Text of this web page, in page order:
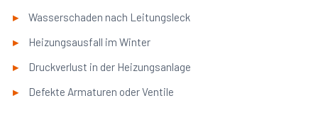
Wasserschaden nach Leitungsleck
Heizungsausfall im Winter
Druckverlust in der Heizungsanlage
Defekte Armaturen oder Ventile